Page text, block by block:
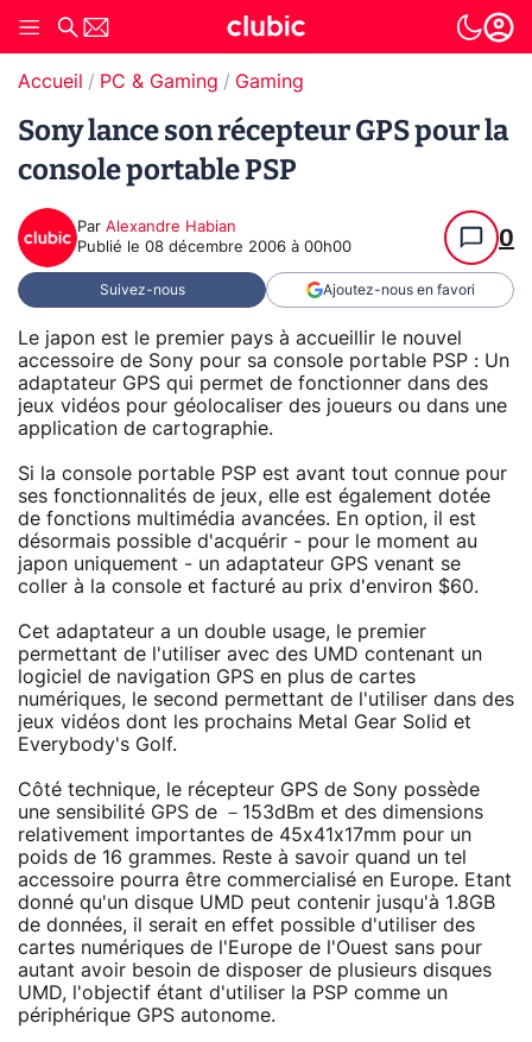
Accueil PC & Gaming Gaming
Sony lance son récepteur GPS pour la
console portable PSP
Par Alexandre Habian
Publié le 08 décembre 2006 à 00h00 0
Suivez-nous Ajoutez-nous en favori
Le japon est le premier pays à accueillir le nouvel
accessoire de Sony pour sa console portable PSP : Un
adaptateur GPS qui permet de fonctionner dans des
jeux vidéos pour géolocaliser des joueurs ou dans une
application de cartographie.
Si la console portable PSP est avant tout connue pour
ses fonctionnalités de jeux, elle est également dotée
de fonctions multimédia avancées. En option, il est
désormais possible d'acquérir - pour le moment au
japon uniquement - un adaptateur GPS venant se
coller à la console et facturé au prix d'environ $60.
Cet adaptateur a un double usage, le premier
permettant de l'utiliser avec des UMD contenant un
logiciel de navigation GPS en plus de cartes
numériques, le second permettant de l'utiliser dans des
jeux vidéos dont les prochains Metal Gear Solid et
Everybody's Golf.
Côté technique, le récepteur GPS de Sony possède
une sensibilité GPS de －153dBm et des dimensions
relativement importantes de 45x41x17mm pour un
poids de 16 grammes. Reste à savoir quand un tel
accessoire pourra être commercialisé en Europe. Etant
donné qu'un disque UMD peut contenir jusqu'à 1.8GB
de données, il serait en effet possible d'utiliser des
cartes numériques de l'Europe de l'Ouest sans pour
autant avoir besoin de disposer de plusieurs disques
UMD, l'objectif étant d'utiliser la PSP comme un
périphérique GPS autonome.